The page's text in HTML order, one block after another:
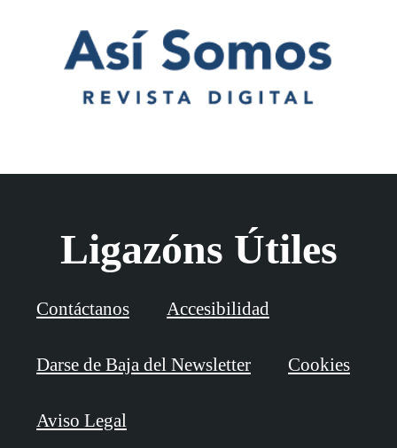
Ligazóns Útiles
Contáctanos Accesibilidad
Darse de Baja del Newsletter Cookies
Aviso Legal